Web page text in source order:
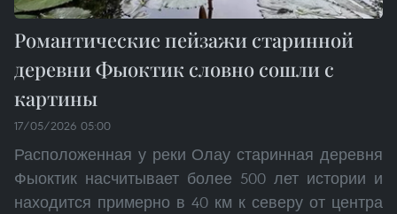
Романтические пейзажи старинной
деревни Фыоктик словно сошли с
картины
17/05/2026 05:00
Расположенная у реки Олау старинная деревня
Фыоктик насчитывает более 500 лет истории и
находится примерно в 40 км к северу от центра